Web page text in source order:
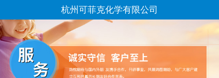
杭州可菲克化学有限公司